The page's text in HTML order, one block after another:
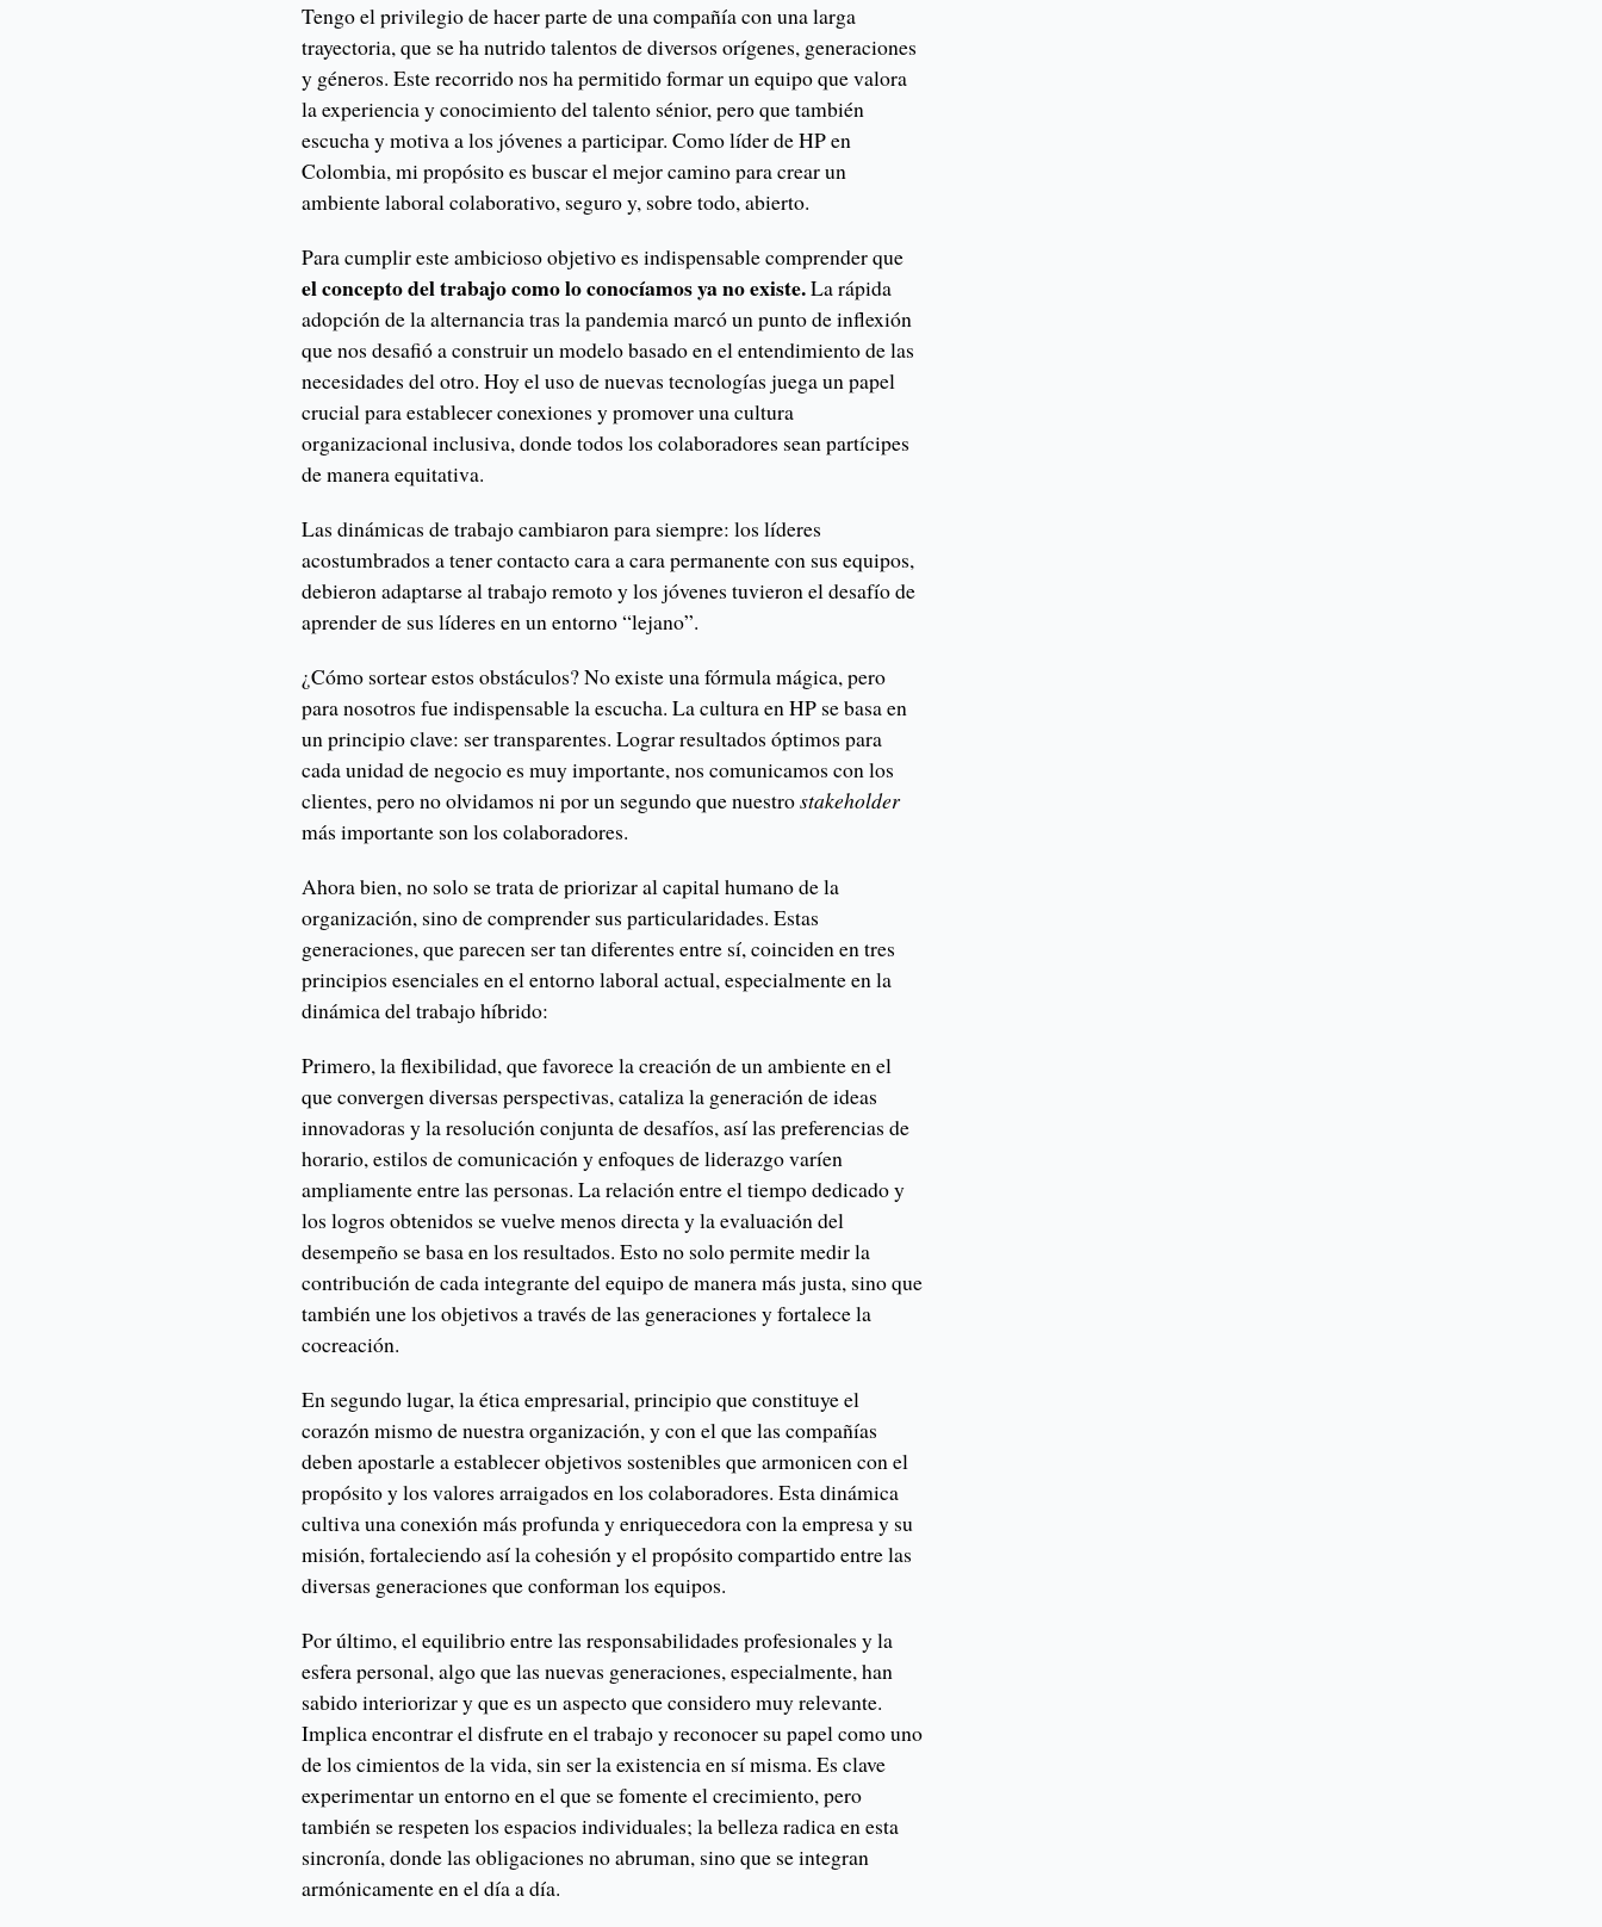
Tengo el privilegio de hacer parte de una compañía con una larga
trayectoria, que se ha nutrido talentos de diversos orígenes, generaciones
y géneros. Este recorrido nos ha permitido formar un equipo que valora
la experiencia y conocimiento del talento sénior, pero que también
escucha y motiva a los jóvenes a participar. Como líder de HP en
Colombia, mi propósito es buscar el mejor camino para crear un
ambiente laboral colaborativo, seguro y, sobre todo, abierto.
Para cumplir este ambicioso objetivo es indispensable comprender que
el concepto del trabajo como lo conocíamos ya no existe.La rápida
adopción de la alternancia tras la pandemia marcó un punto de inflexión
que nos desafió a construir un modelo basado en el entendimiento de las
necesidades del otro. Hoy el uso de nuevas tecnologías juega un papel
crucial para establecer conexiones y promover una cultura
organizacional inclusiva, donde todos los colaboradores sean partícipes
de manera equitativa.
Las dinámicas de trabajo cambiaron para siempre: los líderes
acostumbrados a tener contacto cara a cara permanente con sus equipos,
debieron adaptarse al trabajo remoto y los jóvenes tuvieron el desafío de
aprender de sus líderes en un entorno “lejano”.
¿Cómo sortear estos obstáculos? No existe una fórmula mágica, pero
para nosotros fue indispensable la escucha. La cultura en HP se basa en
un principio clave: ser transparentes. Lograr resultados óptimos para
cada unidad de negocio es muy importante, nos comunicamos con los
clientes, pero no olvidamos ni por un segundo que nuestrostakeholder
más importante son los colaboradores.
Ahora bien, no solo se trata de priorizar al capital humano de la
organización, sino de comprender sus particularidades. Estas
generaciones, que parecen ser tan diferentes entre sí, coinciden en tres
principios esenciales en el entorno laboral actual, especialmente en la
dinámica del trabajo híbrido:
Primero, la flexibilidad, que favorece la creación de un ambiente en el
que convergen diversas perspectivas, cataliza la generación de ideas
innovadoras y la resolución conjunta de desafíos, así las preferencias de
horario, estilos de comunicación y enfoques de liderazgo varíen
ampliamente entre las personas. La relación entre el tiempo dedicado y
los logros obtenidos se vuelve menos directa y la evaluación del
desempeño se basa en los resultados. Esto no solo permite medir la
contribución de cada integrante del equipo de manera más justa, sino que
también une los objetivos a través de las generaciones y fortalece la
cocreación.
En segundo lugar, la ética empresarial, principio que constituye el
corazón mismo de nuestra organización, y con el que las compañías
deben apostarle a establecer objetivos sostenibles que armonicen con el
propósito y los valores arraigados en los colaboradores. Esta dinámica
cultiva una conexión más profunda y enriquecedora con la empresa y su
misión, fortaleciendo así la cohesión y el propósito compartido entre las
diversas generaciones que conforman los equipos.
Por último, el equilibrio entre las responsabilidades profesionales y la
esfera personal, algo que las nuevas generaciones, especialmente, han
sabido interiorizar y que es un aspecto que considero muy relevante.
Implica encontrar el disfrute en el trabajo y reconocer su papel como uno
de los cimientos de la vida, sin ser la existencia en sí misma. Es clave
experimentar un entorno en el que se fomente el crecimiento, pero
también se respeten los espacios individuales; la belleza radica en esta
sincronía, donde las obligaciones no abruman, sino que se integran
armónicamente en el día a día.